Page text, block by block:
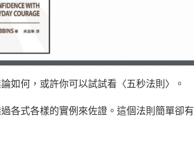
如何，或許你可以試試看〈五秒法則〉。
各式各樣的實例來佐證。這個法則簡單卻有